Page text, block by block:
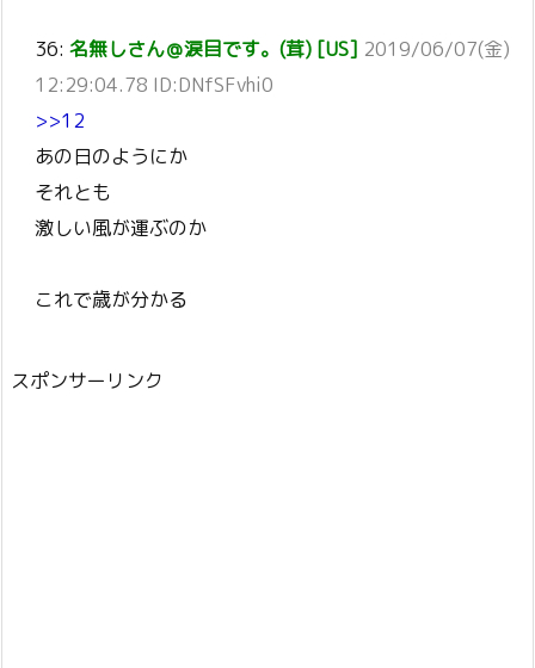
36: 名無しさん＠涙目です。(茸) [US] 2019/06/07(金)
12:29:04.78 ID:DNfSFvhi0
>>12
あの日のようにか
それとも
激しい風が運ぶのか
これで歳が分かる
スポンサーリンク